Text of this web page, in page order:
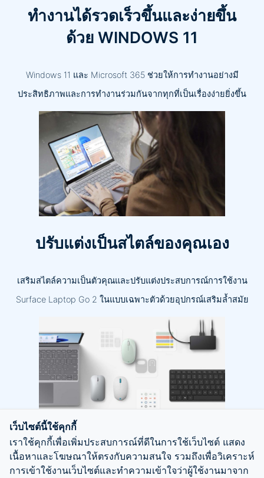
ทำงานได้รวดเร็วขึ้นและง่ายขึ้น
ด้วย WINDOWS 11
Windows 11 และ Microsoft 365 ช่วยให้การทำงานอย่างมี
ประสิทธิภาพและการทำงานร่วมกันจากทุกที่เป็นเรื่องง่ายยิ่งขึ้น
ปรับแต่งเป็นสไตล์ของคุณเอง
เสริมสไตล์ความเป็นตัวคุณและปรับแต่งประสบการณ์การใช้งาน
Surface Laptop Go 2 ในแบบเฉพาะตัวด้วยอุปกรณ์เสริมล้ำสมัย
เว็บไซต์นี้ใช้คุกกี้
เราใช้คุกกี้เพื่อเพิ่มประสบการณ์ที่ดีในการใช้เว็บไซต์ แสดง
เนื้อหาและโฆษณาให้ตรงกับความสนใจ รวมถึงเพื่อวิเคราะห์
การเข้าใช้งานเว็บไซต์และทำความเข้าใจว่าผู้ใช้งานมาจาก